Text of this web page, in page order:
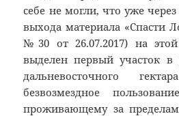
себе не могли, что уже
выхода материала «Спасти
№30 от 26.07.2017) на
выделен первый участок
дальневосточного
безвозмездное
проживающему за